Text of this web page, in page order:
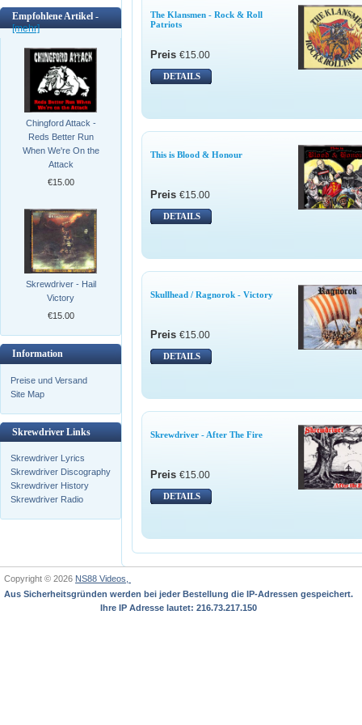
Empfohlene Artikel -
[mehr]
Chingford Attack -
Reds Better Run
When We're On the
Attack
€15.00
Skrewdriver - Hail
Victory
€15.00
Information
Preise und Versand
Site Map
Skrewdriver Links
Skrewdriver Lyrics
Skrewdriver Discography
Skrewdriver History
Skrewdriver Radio
The Klansmen - Rock & Roll
Patriots
Preis €15.00
DETAILS
This is Blood & Honour
Preis €15.00
DETAILS
Skullhead / Ragnorok - Victory
Preis €15.00
DETAILS
Skrewdriver - After The Fire
Preis €15.00
DETAILS
Copyright © 2026 NS88 Videos,
Aus Sicherheitsgründen werden bei jeder Bestellung die IP-Adressen gespeichert.
Ihre IP Adresse lautet: 216.73.217.150